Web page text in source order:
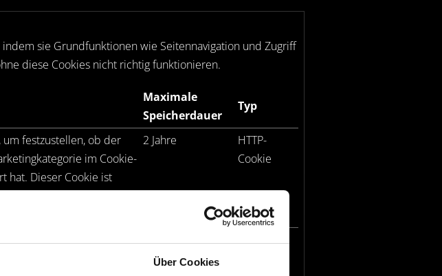
Über Cookies
sie Grundfunktionen wie Seitennavigation und Zugriff
diese Cookies nicht richtig funktionieren.
Maximale
Speicherdauer
Typ
festzustellen, ob der
im Cookie-
hat. Dieser Cookie ist
2 Jahre
HTTP-
Cookie
des
auf der aktuellen
1 Jahr
HTTP-